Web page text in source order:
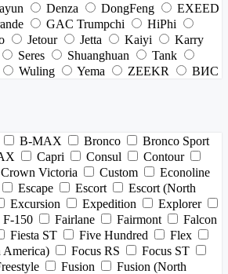
Denza DongFeng
EXEED
GAC Trumpchi
HiPhi
Jetour Jetta Kaiyi
Karry
Seres Shuanghuan
Tank
Wuling Yema ZEEKR
ВИС
B-MAX Bronco
Bronco Sport
Capri Consul
Contour
Crown Victoria Custom
Econoline
Escape Escort
Escort (North
Excursion Expedition
Explorer
F-150 Fairlane Fairmont
Falcon
Fiesta ST Five Hundred
Flex
America) Focus RS
Focus ST
Fusion
Fusion (North